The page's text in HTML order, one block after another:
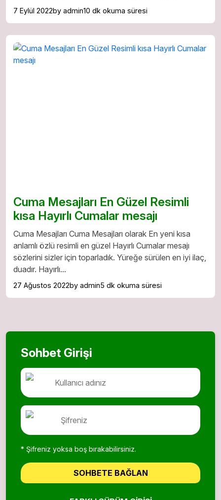
7 Eylül 2022by admin10 dk okuma süresi
Cuma Mesajları En Güzel Resimli
kısa Hayırlı Cumalar mesajı
Cuma Mesajları Cuma Mesajları olarak En yeni kısa
anlamlı özlü resimli en güzel Hayırlı Cumalar mesajı
sözlerini sizler için toparladık. Yüreğe sürülen en iyi ilaç,
duadır. Hayırlı...
27 Ağustos 2022by admin5 dk okuma süresi
Sohbet Girişi
* Şifreniz yoksa boş bırakabilirsiniz.
SOHBETE BAĞLAN